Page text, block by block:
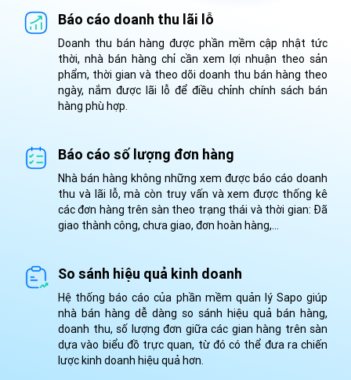
Báo cáo doanh thu lãi lỗ
Doanh thu bán hàng được phần mềm cập nhật tức
thời, nhà bán hàng chỉ cần xem lợi nhuận theo sản
phẩm, thời gian và theo dõi doanh thu bán hàng theo
ngày, nắm được lãi lỗ để điều chỉnh chính sách bán
hàng phù hợp.
Báo cáo số lượng đơn hàng
Nhà bán hàng không những xem được báo cáo doanh
thu và lãi lỗ, mà còn truy vấn và xem được thống kê
các đơn hàng trên sàn theo trạng thái và thời gian: Đã
giao thành công, chưa giao, đơn hoàn hàng,...
So sánh hiệu quả kinh doanh
Hệ thống báo cáo của phần mềm quản lý Sapo giúp
nhà bán hàng dễ dàng so sánh hiệu quả bán hàng,
doanh thu, số lượng đơn giữa các gian hàng trên sàn
dựa vào biểu đồ trực quan, từ đó có thể đưa ra chiến
lược kinh doanh hiệu quả hơn.